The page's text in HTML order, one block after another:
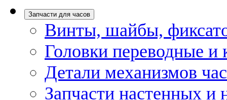
Запчасти для часов
Винты, шайбы,
Головки переводные и
Детали механизмов
Запчасти настенных и